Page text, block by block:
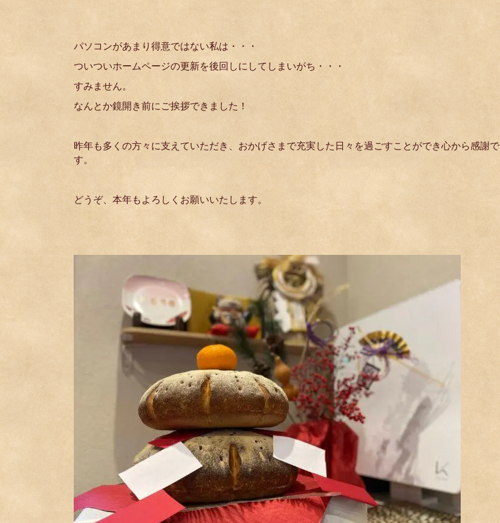
パソコンがあまり得意ではない私は・・・
ついついホームページの更新を後回しにしてしまいがち・・・
すみません。
なんとか鏡開き前にご挨拶できました！
昨年も多くの方々に支えていただき、おかげさまで充実した日々を過ごすことができ心から感謝で
す。
どうぞ、本年もよろしくお願いいたします。